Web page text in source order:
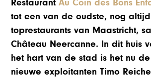
RestaurantAu Coin des Bons
tot een van de oudste, nog
toprestaurants van Maastricht,
Château Neercanne. In dit huis
het hart van de stad is het nu
nieuwe exploitanten Timo